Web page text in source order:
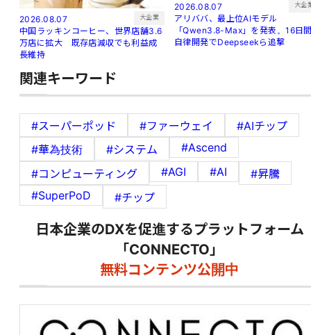
2026.08.07 大企業
中国ラッキンコーヒー、世界店舗3.6
万店に拡大 既存店減収でも利益成
長維持
2026.08.07 大企
アリババ、最上位AIモデル
「Qwen3.8-Max」を発表。16日
自律開発でDeepseekら追撃
関連キーワード
#スーパーポッド #ファーウェイ
#AIチップ
#華為技術
#システム
#Ascend
#コンピューティング
#AGI #AI
#昇騰
#SuperPoD
#チップ
日本企業のDXを促進するプラットフォーム
「CONNECTO」
無料コンテンツ公開中